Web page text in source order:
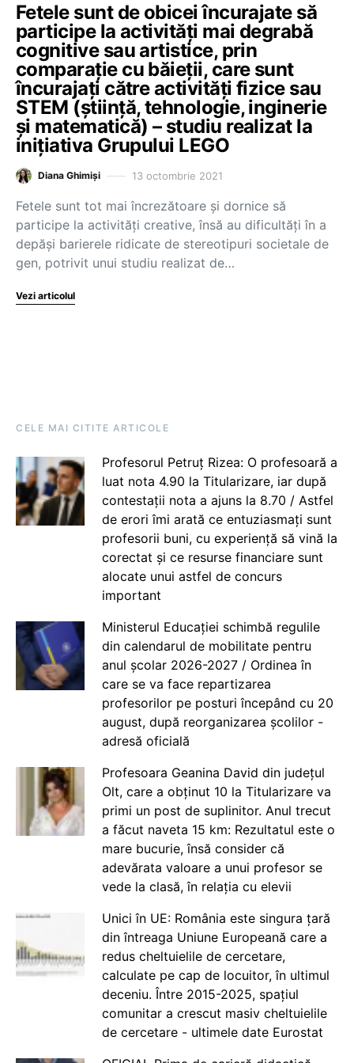
Fetele sunt de obicei încurajate să
participe la activități mai degrabă
cognitive sau artistice, prin
comparație cu băieții, care sunt
încurajați către activități fizice sau
STEM (știință, tehnologie, inginerie
și matematică) – studiu realizat la
inițiativa Grupului LEGO
Diana Ghimiși 13 octombrie 2021
Fetele sunt tot mai încrezătoare și dornice să
participe la activități creative, însă au dificultăți în a
depăși barierele ridicate de stereotipuri societale de
gen, potrivit unui studiu realizat de…
Vezi articolul
CELE MAI CITITE ARTICOLE
Profesorul Petruț Rizea: O profesoară a
luat nota 4.90 la Titularizare, iar după
contestații nota a ajuns la 8.70 / Astfel
de erori îmi arată ce entuziasmați sunt
profesorii buni, cu experiență să vină la
corectat și ce resurse financiare sunt
alocate unui astfel de concurs
important
Ministerul Educației schimbă regulile
din calendarul de mobilitate pentru
anul școlar 2026-2027 / Ordinea în
care se va face repartizarea
profesorilor pe posturi începând cu 20
august, după reorganizarea școlilor -
adresă oficială
Profesoara Geanina David din județul
Olt, care a obținut 10 la Titularizare va
primi un post de suplinitor. Anul trecut
a făcut naveta 15 km: Rezultatul este o
mare bucurie, însă consider că
adevărata valoare a unui profesor se
vede la clasă, în relația cu elevii
Unici în UE: România este singura țară
din întreaga Uniune Europeană care a
redus cheltuielile de cercetare,
calculate pe cap de locuitor, în ultimul
deceniu. Între 2015-2025, spațiul
comunitar a crescut masiv cheltuielile
de cercetare - ultimele date Eurostat